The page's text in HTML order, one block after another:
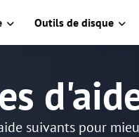
Outils de disque
suivants pour